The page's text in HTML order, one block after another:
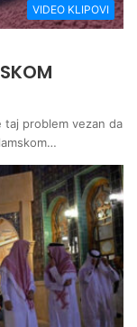
VIDEO KLIPOVI
taj problem vezan da